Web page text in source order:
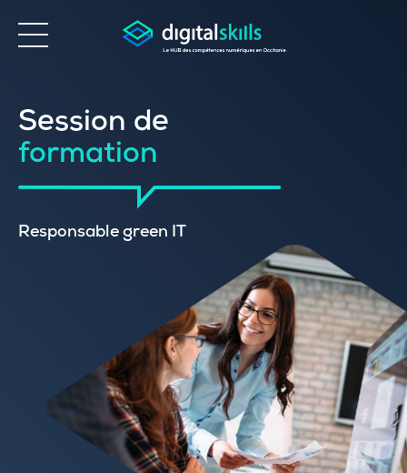
Accessibilité
Session de
formation
Responsable green IT